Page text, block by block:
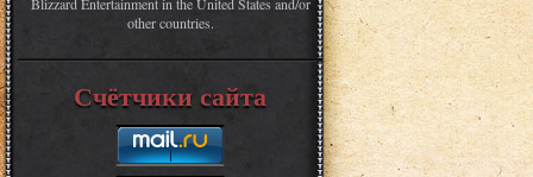
other countries.
Счётчики сайта